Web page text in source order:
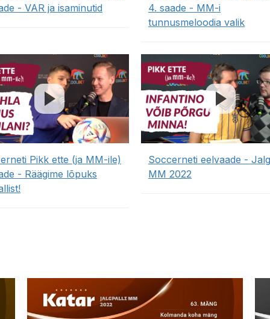
- VAR ja isaminutid
4. saade - MM-i
tunnusmeloodia valik
Pikk ette (ja MM-ile)
- Räägime lõpuks
Soccerneti eelvaade -
MM 2022